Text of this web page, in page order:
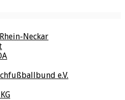
Neckar
e.V.